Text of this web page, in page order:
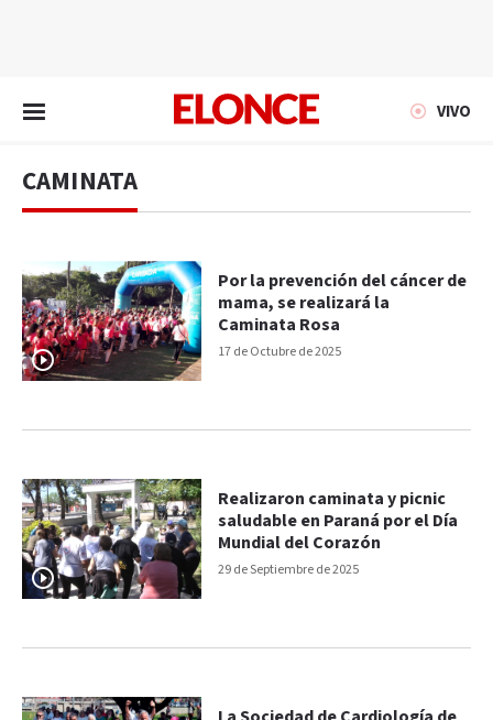
VIVO
CAMINATA
17 de Octubre de 2025
Por la prevención del cáncer de
mama, se realizará la
Caminata Rosa
29 de Septiembre de 2025
Realizaron caminata y picnic
saludable en Paraná por el Día
Mundial del Corazón